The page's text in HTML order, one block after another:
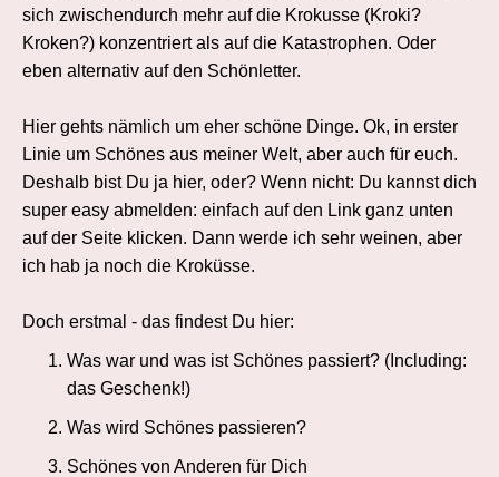
sich zwischendurch mehr auf die Krokusse (Kroki?
Kroken?) konzentriert als auf die Katastrophen. Oder
eben alternativ auf den Schönletter.
Hier gehts nämlich um eher schöne Dinge. Ok, in erster
Linie um Schönes aus meiner Welt, aber auch für euch.
Deshalb bist Du ja hier, oder? Wenn nicht: Du kannst dich
super easy abmelden: einfach auf den Link ganz unten
auf der Seite klicken. Dann werde ich sehr weinen, aber
ich hab ja noch die Kroküsse.
Doch erstmal - das findest Du hier:
Was war und was ist Schönes passiert? (Including:
das Geschenk!)
Was wird Schönes passieren?
Schönes von Anderen für Dich